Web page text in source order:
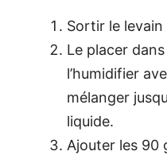
Sortir le
Le placer
l’humidifier
mélanger
liquide.
Ajouter les 90